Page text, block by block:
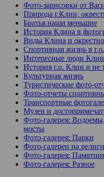
Фото-зарисовки от
Природа г.Клин,
Братья наши меньшие
История Клина в
Виды Клина и
Спортивная жизнь в
Интересные люди
История г.о. Клин и не
Культурная жизнь
Туристические фото-
Фото-отчеты
Транспортные
Музеи и
Фото-галерея:
мосты
Фото-галерея: Парки
Фото-галереи на
Фото-галерея:
Фото-галерея: Разное